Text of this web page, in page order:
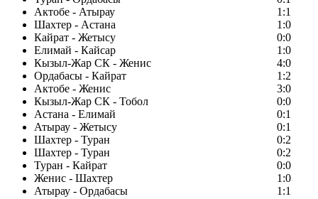
Актобе - Атырау
1:1
Шахтер - Астана
1:0
Кайрат - Жетысу
0:0
Елимай - Кайсар
1:0
Кызыл-Жар СК - Женис
4:0
Ордабасы - Кайрат
1:2
Актобе - Женис
3:0
Кызыл-Жар СК - Тобол
0:0
Астана - Елимай
0:1
Атырау - Жетысу
0:1
Шахтер - Туран
0:2
Шахтер - Туран
0:2
Туран - Кайрат
0:0
Женис - Шахтер
1:0
Атырау - Ордабасы
1:1